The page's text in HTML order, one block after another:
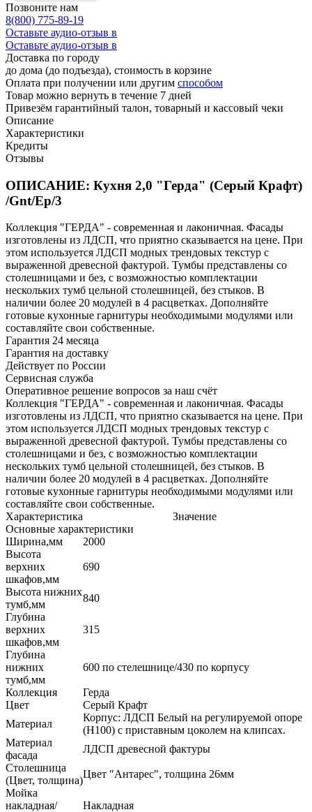
Позвоните нам
8(800) 775-89-19
Оставьте аудио-отзыв в
Оставьте аудио-отзыв в
Доставка по городу
до дома (до подъезда), стоимость в корзине
Оплата при получении или другим способом
Товар можно вернуть в течение 7 дней
Привезём гарантийный талон, товарный и кассовый чеки
Описание
Характеристики
Кредиты
Отзывы
ОПИСАНИЕ: Кухня 2,0 "Герда" (Серый Крафт)
/Gnt/Ep/3
Коллекция "ГЕРДА" - современная и лаконичная. Фасады
изготовлены из ЛДСП, что приятно сказывается на цене. При
этом используется ЛДСП модных трендовых текстур с
выраженной древесной фактурой. Тумбы представлены со
столешницами и без, с возможностью комплектации
нескольких тумб цельной столешницей, без стыков. В
наличии более 20 модулей в 4 расцветках. Дополняйте
готовые кухонные гарнитуры необходимыми модулями или
составляйте свои собственные.
Гарантия 24 месяца
Гарантия на доставку
Действует по России
Сервисная служба
Оперативное решение вопросов за наш счёт
Коллекция "ГЕРДА" - современная и лаконичная. Фасады
изготовлены из ЛДСП, что приятно сказывается на цене. При
этом используется ЛДСП модных трендовых текстур с
выраженной древесной фактурой. Тумбы представлены со
столешницами и без, с возможностью комплектации
нескольких тумб цельной столешницей, без стыков. В
наличии более 20 модулей в 4 расцветках. Дополняйте
готовые кухонные гарнитуры необходимыми модулями или
составляйте свои собственные.
Характеристика
Значение
Основные характеристики
Ширина,мм
2000
Высота
верхних
шкафов,мм
690
Высота нижних
тумб,мм
840
Глубина
верхних
шкафов,мм
315
Глубина
нижних
тумб,мм
600 по стелешнице/430 по корпусу
Коллекция
Герда
Цвет
Серый Крафт
Материал
Корпус: ЛДСП Белый на регулируемой опоре
(H100) с приставным цоколем на клипсах.
Материал
фасада
ЛДСП древесной фактуры
Столешница
(Цвет, толщина)
Цвет "Антарес", толщина 26мм
Мойка
накладная/
Накладная